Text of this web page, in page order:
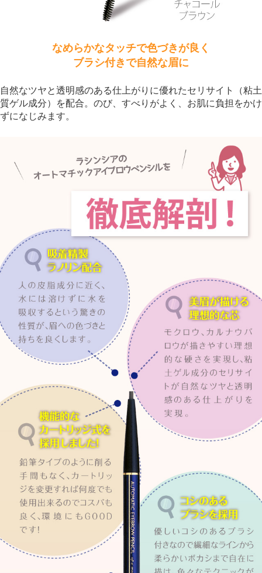
なめらかなタッチで色づきが良く
ブラシ付きで自然な眉に
自然なツヤと透明感のある仕上がりに優れたセリサイト（粘土
質ゲル成分）を配合。のび、すべりがよく、お肌に負担をかけ
ずになじみます。